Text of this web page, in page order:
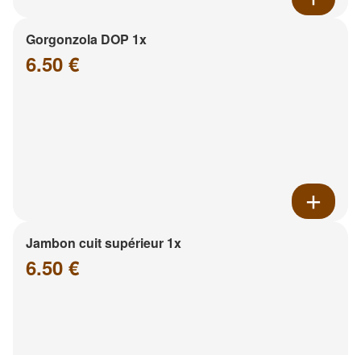
Gorgonzola DOP 1x
6.50 €
Jambon cuit supérieur 1x
6.50 €